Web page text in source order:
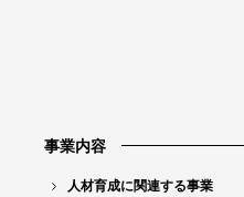
事業内容
人材育成に関連する事業